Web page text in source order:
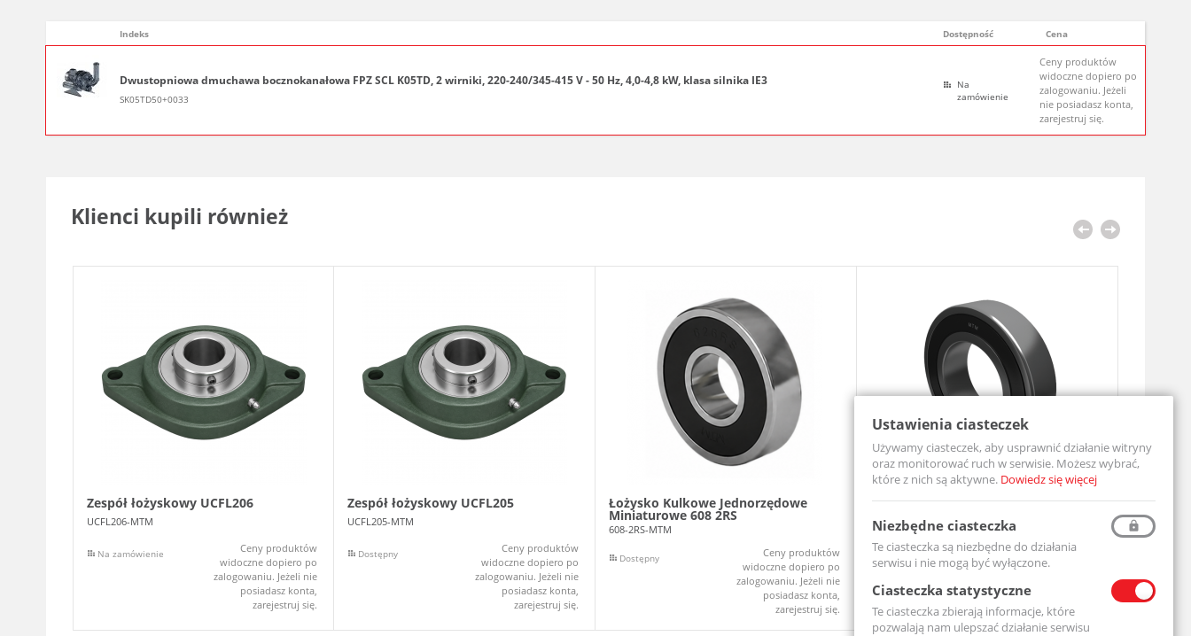
Indeks Dostępność Cena
Dwustopniowa dmuchawa bocznokanałowa FPZ SCL K05TD, 2 wirniki, 220-240/345-415 V - 50 Hz, 4,0-4,8 kW, klasa silnika IE3
SK05TD50+0033
Na
zamówienie
Ceny produktów
widoczne dopiero po
zalogowaniu. Jeżeli
nie posiadasz konta,
zarejestruj się.
Klienci kupili również
Zespół łożyskowy UCFL206
UCFL206-MTM
Na zamówienie
Ceny produktów
widoczne dopiero po
zalogowaniu. Jeżeli nie
posiadasz konta,
zarejestruj się.
Zespół łożyskowy UCFL205
UCFL205-MTM
Dostępny
Ceny produktów
widoczne dopiero po
zalogowaniu. Jeżeli nie
posiadasz konta,
zarejestruj się.
Łożysko Kulkowe Jednorzędowe
Miniaturowe 608 2RS
608-2RS-MTM
Dostępny
Ceny produktów
widoczne dopiero po
zalogowaniu. Jeżeli nie
posiadasz konta,
zarejestruj się.
Łożysko Kulkowe Jednorzędowe 6204
6204-2RS-MTM
Dostępny
Ceny produktów
widoczne dopiero po
posiadasz konta,
zarejestruj się.
Zespół
UCF206-
Ustawienia ciasteczek
Używamy ciasteczek, aby usprawnić działanie witryny
oraz monitorować ruch w serwisie. Możesz wybrać,
które z nich są aktywne. Dowiedz się więcej
Niezbędne ciasteczka
Te ciasteczka są niezbędne do działania
serwisu i nie mogą być wyłączone.
Ciasteczka statystyczne
Te ciasteczka zbierają informacje, które
pozwalają nam ulepszać działanie serwisu